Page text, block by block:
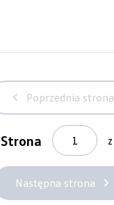
Poprzednia strona
Strona z
Następna strona